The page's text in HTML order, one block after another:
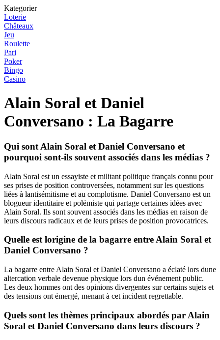
Kategorier
Loterie
Châteaux
Jeu
Roulette
Pari
Poker
Bingo
Casino
Alain Soral et Daniel
Conversano : La Bagarre
Qui sont Alain Soral et Daniel Conversano et
pourquoi sont-ils souvent associés dans les médias ?
Alain Soral est un essayiste et militant politique français connu pour
ses prises de position controversées, notamment sur les questions
liées à lantisémitisme et au complotisme. Daniel Conversano est un
blogueur identitaire et polémiste qui partage certaines idées avec
Alain Soral. Ils sont souvent associés dans les médias en raison de
leurs discours radicaux et de leurs prises de position provocatrices.
Quelle est lorigine de la bagarre entre Alain Soral et
Daniel Conversano ?
La bagarre entre Alain Soral et Daniel Conversano a éclaté lors dune
altercation verbale devenue physique lors dun événement public.
Les deux hommes ont des opinions divergentes sur certains sujets et
des tensions ont émergé, menant à cet incident regrettable.
Quels sont les thèmes principaux abordés par Alain
Soral et Daniel Conversano dans leurs discours ?